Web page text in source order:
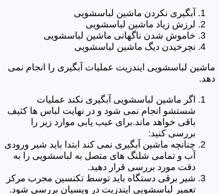
آبگیری نکردن ماشین لباسشویی
لرزش زیاد ماشین لباسشویی
خاموش شدن ناگهانی ماشین لباسشویی
نچرخیدن دیگ ماشین لباسشویی
ماشین لباسشویی ایندزیت عملیات آبگیری را انجام نمی
دهد.
اگر ماشین لباسشویی آبگیری نکند عملیات
شستشو انجام نمی شود و در نهایت لباس ها کثیف
باقی خواهد ماند.برای عیب یابی موارد زیر را
بررسی کنید:
چنانچه ماشین آبگیری نمی کند ابتدا باید شیر ورودی
آب و تمامی شلنگ های متصل به لباسشویی را به
دقت مورد بررسی قرار دهید.
شیر برقی دستگاه باید توسط تکنسین مجرب مرکز
تعمیر لباسشویی ایندزیت در ویسیان بررسی شود.